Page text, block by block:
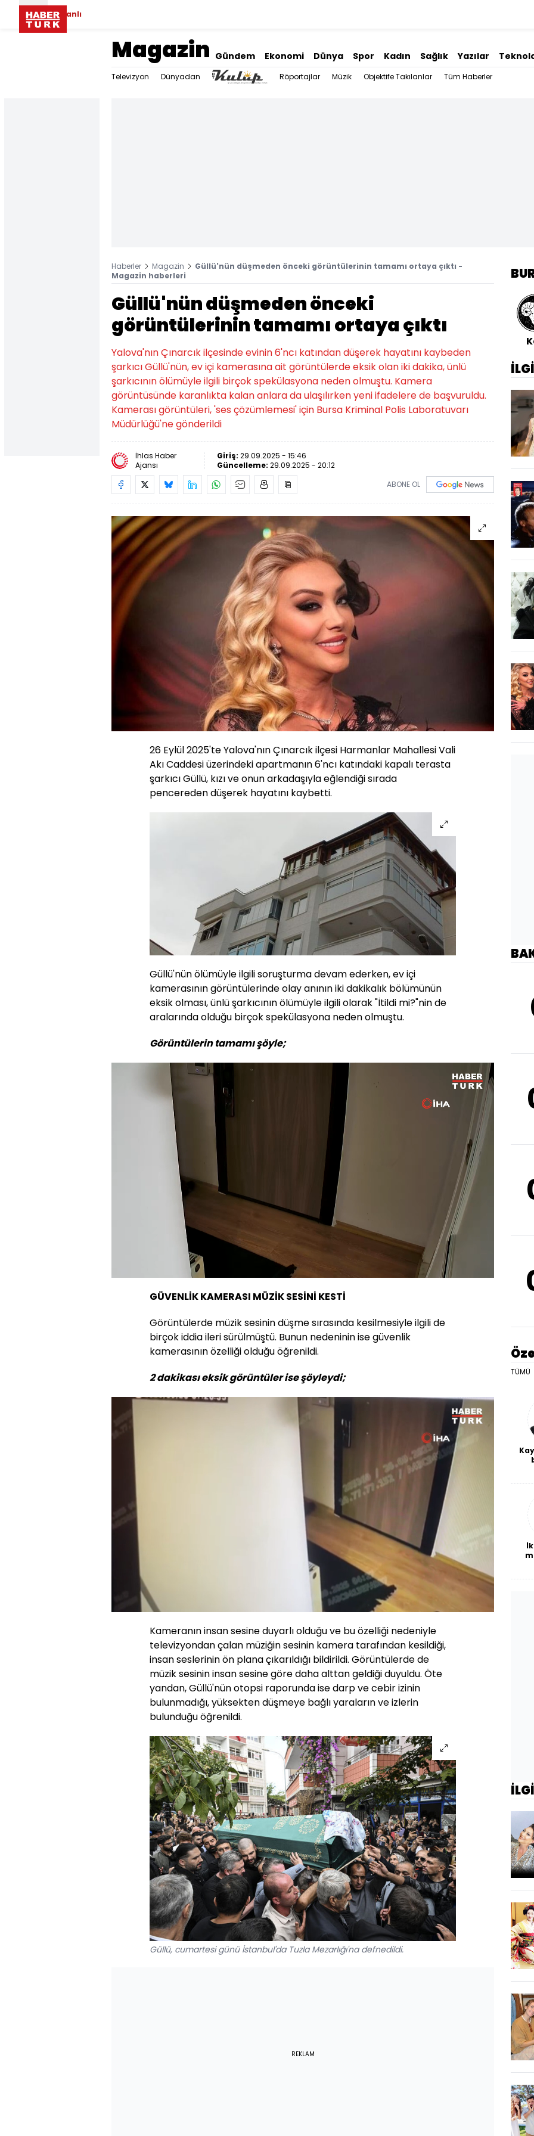
Canlı
Magazin Gündem Ekonomi Dünya Spor Kadın Sağlık Yazılar
Televizyon Dünyadan Röportajlar Müzik Objektife Takılanlar Tüm Haberler
Haberler Magazin
Güllü'nün düşmeden önceki görüntülerinin tamamı ortaya çıktı -
Magazin haberleri
Güllü'nün düşmeden önceki
görüntülerinin tamamı ortaya çıktı
Yalova'nın Çınarcık ilçesinde evinin 6'ncı katından düşerek hayatını kaybeden
şarkıcı Güllü'nün, ev içi kamerasına ait görüntülerde eksik olan iki dakika, ünlü
şarkıcının ölümüyle ilgili birçok spekülasyona neden olmuştu. Kamera
görüntüsünde karanlıkta kalan anlara da ulaşılırken yeni ifadelere de başvuruldu.
Kamerası görüntüleri, 'ses çözümlemesi' için Bursa Kriminal Polis Laboratuvarı
Müdürlüğü'ne gönderildi
İhlas Haber
Ajansı
Giriş: 29.09.2025 - 15:46
Güncelleme: 29.09.2025 - 20:12
ABONE OL
26 Eylül 2025'te Yalova'nın Çınarcık ilçesi Harmanlar Mahallesi Vali
Akı Caddesi üzerindeki apartmanın 6'ncı katındaki kapalı terasta
şarkıcı Güllü, kızı ve onun arkadaşıyla eğlendiği sırada
pencereden düşerek hayatını kaybetti.
Güllü'nün ölümüyle ilgili soruşturma devam ederken, ev içi
kamerasının görüntülerinde olay anının iki dakikalık bölümünün
eksik olması, ünlü şarkıcının ölümüyle ilgili olarak "İtildi mi?"nin de
aralarında olduğu birçok spekülasyona neden olmuştu.
Görüntülerin tamamı şöyle;
Oynatma
Hızı
GÜVENLİK KAMERASI MÜZİK SESİNİ KESTİ
Görüntülerde müzik sesinin düşme sırasında kesilmesiyle ilgili de
birçok iddia ileri sürülmüştü. Bunun nedeninin ise güvenlik
kamerasının özelliği olduğu öğrenildi.
2 dakikası eksik görüntüler ise şöyleydi;
Sesi
Aç
Yüklendi
100.00%
Hızı
Kameranın insan sesine duyarlı olduğu ve bu özelliği nedeniyle
televizyondan çalan müziğin sesinin kamera tarafından kesildiği,
insan seslerinin ön plana çıkarıldığı bildirildi. Görüntülerde de
müzik sesinin insan sesine göre daha alttan geldiği duyuldu. Öte
yandan, Güllü'nün otopsi raporunda ise darp ve cebir izinin
bulunmadığı, yüksekten düşmeye bağlı yaraların ve izlerin
bulunduğu öğrenildi.
Güllü, cumartesi günü İstanbul'da Tuzla Mezarlığı'na defnedildi.
REKLAM
TÜMÜ